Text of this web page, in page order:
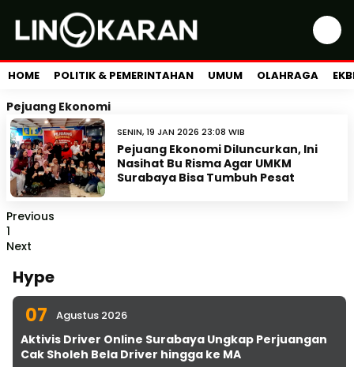
HOME POLITIK & PEMERINTAHAN UMUM OLAHRAGA
Pejuang Ekonomi
SENIN, 19 JAN 2026 23:08 WIB
Pejuang Ekonomi Diluncurkan, Ini
Nasihat Bu Risma Agar UMKM
Surabaya Bisa Tumbuh Pesat
Previous
1
Next
Hype
07 Agustus 2026
Aktivis Driver Online Surabaya Ungkap Perjuangan
Cak Sholeh Bela Driver hingga ke MA